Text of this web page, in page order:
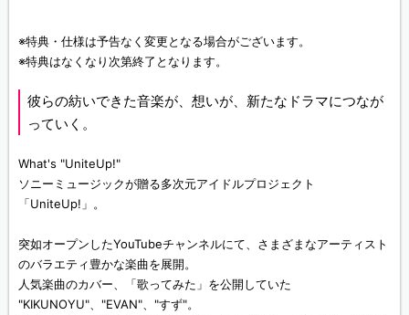
※特典・仕様は予告なく変更となる場合がございます。
※特典はなくなり次第終了となります。
彼らの紡いできた音楽が、想いが、新たなドラマにつなが
っていく。
What's "UniteUp!"
ソニーミュージックが贈る多次元アイドルプロジェクト
「UniteUp!」。
突如オープンしたYouTubeチャンネルにて、さまざまなアーティスト
のバラエティ豊かな楽曲を展開。
人気楽曲のカバー、「歌ってみた」を公開していた
"KIKUNOYU"、"EVAN"、"すず"。